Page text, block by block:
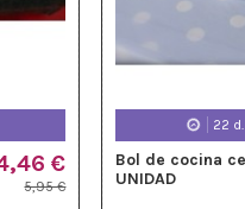
€
5,95 €
22 d.
Bol de cocina
UNIDAD